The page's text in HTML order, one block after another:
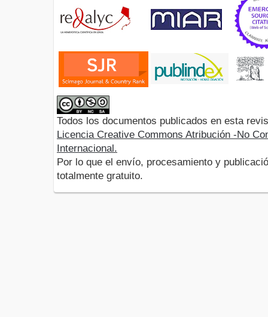
Todos los documentos publicados en esta
Licencia Creative Commons Atribución -No
Internacional.
Por lo que el envío, procesamiento y
totalmente gratuito.